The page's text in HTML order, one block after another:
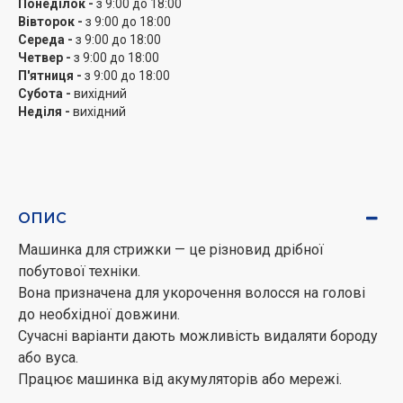
вдома чи в подорожах.
Понеділок - з 9:00 до 18:00
Вівторок - з 9:00 до 18:00
Середа - з 9:00 до 18:00
Четвер - з 9:00 до 18:00
П'ятниця - з 9:00 до 18:00
Субота - вихідний
Неділя - вихідний
ОПИС
Машинка для стрижки — це різновид дрібної
побутової техніки.
Вона призначена для укорочення волосся на голові
до необхідної довжини.
Сучасні варіанти дають можливість видаляти бороду
або вуса.
Працює машинка від акумуляторів або мережі.